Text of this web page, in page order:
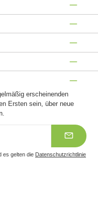
erscheinenden
Ersten sein, über neue
es gelten die Datenschutzrichtlinie